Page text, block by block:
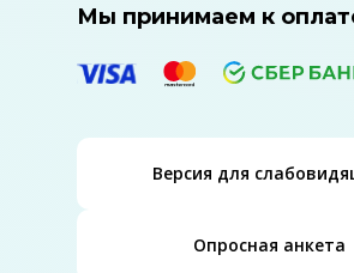
Версия для
Опросная анкета
Мы принимаем к